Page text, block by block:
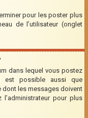
pour les poster plus
de l’utilisateur (onglet
dans lequel vous postez
est possible aussi que
dont les messages doivent
l’administrateur pour plus